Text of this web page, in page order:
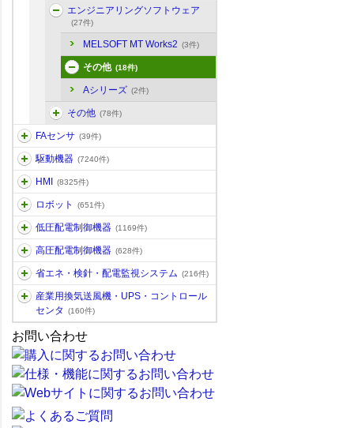
エンジニアリングソフトウェア
(27件)
MELSOFT MT Works2 (3件)
その他 (18件)
Aシリーズ (2件)
その他 (78件)
FAセンサ (39件)
駆動機器 (7240件)
HMI (8325件)
ロボット (651件)
低圧配電制御機器 (1169件)
高圧配電制御機器 (628件)
省エネ・検針・配電監視システム (216件)
産業用換気送風機・UPS・コントロール
センタ
(160件)
お問い合わせ